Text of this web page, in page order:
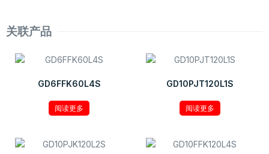
关联产品
GD6FFK60L4S
阅读更多
GD10PJT120L1S
阅读更多